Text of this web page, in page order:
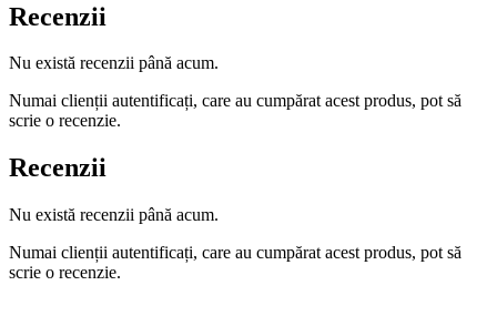
Recenzii
Nu există recenzii până acum.
Numai clienții autentificați, care au cumpărat acest produs, pot să
scrie o recenzie.
Recenzii
Nu există recenzii până acum.
Numai clienții autentificați, care au cumpărat acest produs, pot să
scrie o recenzie.